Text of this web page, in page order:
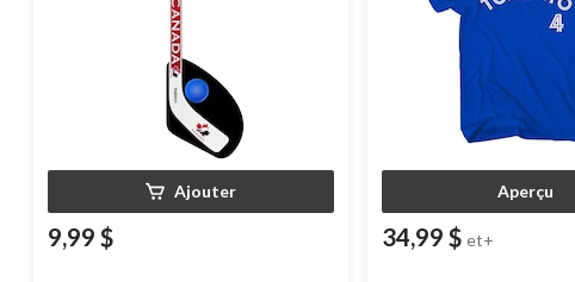
Ajouter
9,99 $
Aperçu
34,99 $ et+